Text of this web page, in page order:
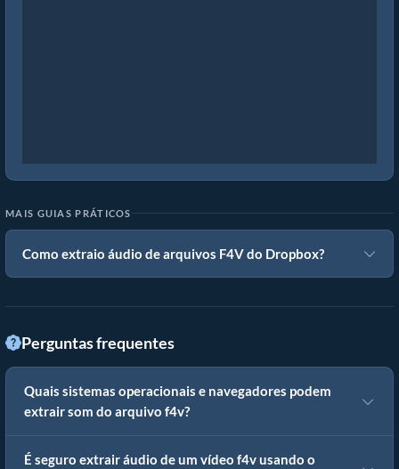
MAIS GUIAS PRÁTICOS
Como extraio áudio de arquivos F4V do Dropbox?
Perguntas frequentes
Quais sistemas operacionais e navegadores podem
extrair som do arquivo f4v?
É seguro extrair áudio de um vídeo f4v usando o